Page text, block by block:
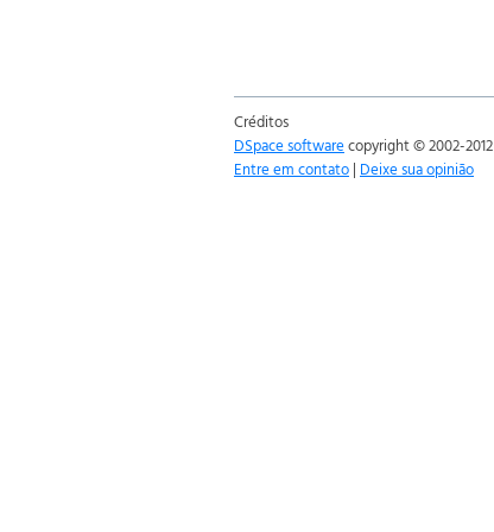
Créditos
DSpace softwarecopyright © 2002-2012
Entre em contato | Deixe sua opinião